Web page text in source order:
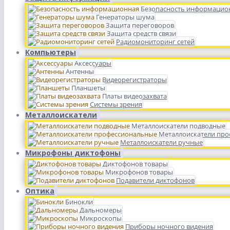
Безопасность
Генераторы шума
Защита переговоров
Защита средств связи
Радиомониторинг сетей
Компьютеры
Аксессуары
Антенны
Видеорегистраторы
Планшеты
Платы видеозахвата
Системы зрения
Металлоискатели
Металлоискатели подводные
Металлоискатели
Металлоискатели ручные
Микрофоны диктофоны
Диктофонов товары
Микрофонов товары
Подавители диктофонов
Оптика
Бинокли
Дальномеры
Микроскопы
Приборы ночного видения